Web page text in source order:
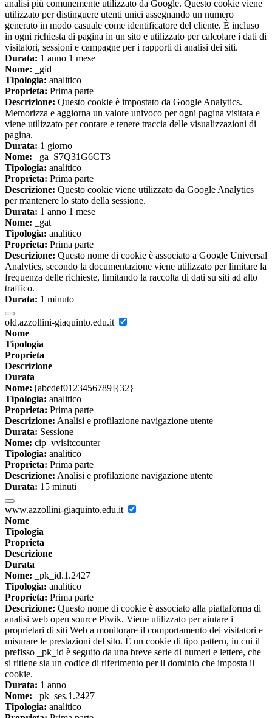
analisi più comunemente utilizzato da Google. Questo cookie viene
utilizzato per distinguere utenti unici assegnando un numero
generato in modo casuale come identificatore del cliente. È incluso
in ogni richiesta di pagina in un sito e utilizzato per calcolare i dati di
visitatori, sessioni e campagne per i rapporti di analisi dei siti.
Durata: 1 anno 1 mese
Nome: _gid
Tipologia: analitico
Proprieta: Prima parte
Descrizione: Questo cookie è impostato da Google Analytics.
Memorizza e aggiorna un valore univoco per ogni pagina visitata e
viene utilizzato per contare e tenere traccia delle visualizzazioni di
pagina.
Durata: 1 giorno
Nome: _ga_S7Q31G6CT3
Tipologia: analitico
Proprieta: Prima parte
Descrizione: Questo cookie viene utilizzato da Google Analytics
per mantenere lo stato della sessione.
Durata: 1 anno 1 mese
Nome: _gat
Tipologia: analitico
Proprieta: Prima parte
Descrizione: Questo nome di cookie è associato a Google Universal
Analytics, secondo la documentazione viene utilizzato per limitare la
frequenza delle richieste, limitando la raccolta di dati su siti ad alto
traffico.
Durata: 1 minuto
old.azzollini-giaquinto.edu.it
Nome
Tipologia
Proprieta
Descrizione
Durata
Nome: [abcdef0123456789]{32}
Tipologia: analitico
Proprieta: Prima parte
Descrizione: Analisi e profilazione navigazione utente
Durata: Sessione
Nome: cip_vvisitcounter
Tipologia: analitico
Proprieta: Prima parte
Descrizione: Analisi e profilazione navigazione utente
Durata: 15 minuti
www.azzollini-giaquinto.edu.it
Nome
Tipologia
Proprieta
Descrizione
Durata
Nome: _pk_id.1.2427
Tipologia: analitico
Proprieta: Prima parte
Descrizione: Questo nome di cookie è associato alla piattaforma di
analisi web open source Piwik. Viene utilizzato per aiutare i
proprietari di siti Web a monitorare il comportamento dei visitatori e
misurare le prestazioni del sito. È un cookie di tipo pattern, in cui il
prefisso _pk_id è seguito da una breve serie di numeri e lettere, che
si ritiene sia un codice di riferimento per il dominio che imposta il
cookie.
Durata: 1 anno
Nome: _pk_ses.1.2427
Tipologia: analitico